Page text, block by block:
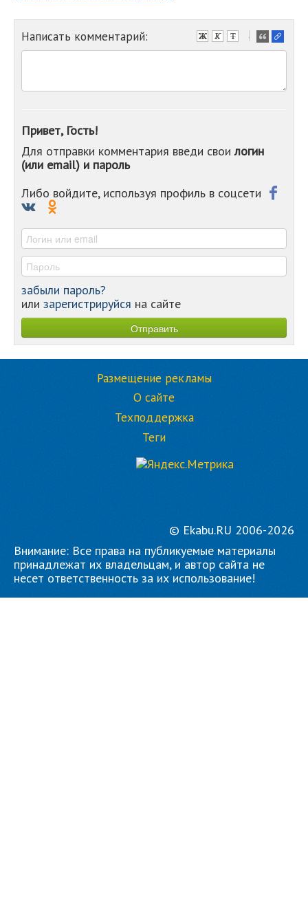
Написать комментарий:
-
-
-
-
-
Привет, Гость!
Для отправки комментария введи своилогин
(или email) и пароль
Либо войдите, используя профиль в соцсети
забыли пароль?
или зарегистрируйся на сайте
Размещение рекламы
О сайте
Техподдержка
Теги
© Ekabu.RU 2006-2026
Внимание: Все права на публикуемые материалы
принадлежат их владельцам, и автор сайта не
несет ответственность за их использование!